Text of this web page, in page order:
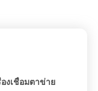
องเชื่อมตาข่าย